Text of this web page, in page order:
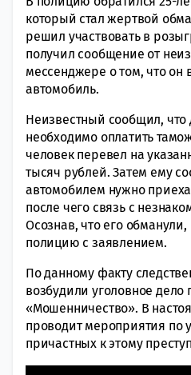
который стал жертвой
решил участвовать в
получил сообщение от
мессенджере о том, что он
автомобиль.
Неизвестный сообщил, что
необходимо оплатить
человек перевел на
тысяч рублей. Затем ему
автомобилем нужно
после чего связь с
Осознав, что его
полицию с заявлением.
По данному факту
возбудили уголовное дело
«Мошенничество». В
проводит мероприятия по
причастных к этому